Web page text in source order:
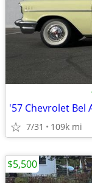
'57 Chevrolet Bel
7/31 109k mi
$5,500